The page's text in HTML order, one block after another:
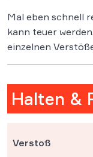
Mal eben schnell
kann teuer
einzelnen
Halten &
Verstoß